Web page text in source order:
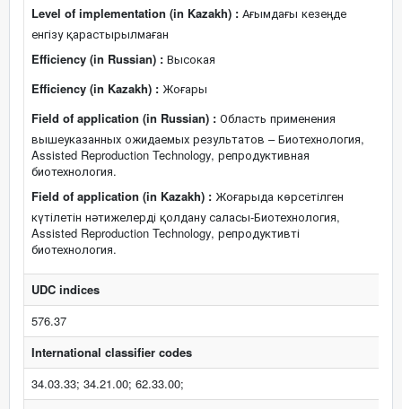
Level of implementation (in Kazakh) : Ағымдағы кезеңде
енгізу қарастырылмаған
Efficiency (in Russian) : Высокая
Efficiency (in Kazakh) : Жоғары
Field of application (in Russian) : Область применения
вышеуказанных ожидаемых результатов – Биотехнология,
Assisted Reproduction Technology, репродуктивная
биотехнология.
Field of application (in Kazakh) : Жоғарыда көрсетілген
күтілетін нәтижелерді қолдану саласы-Биотехнология,
Assisted Reproduction Technology, репродуктивті
биотехнология.
UDC indices
576.37
International classifier codes
34.03.33; 34.21.00; 62.33.00;